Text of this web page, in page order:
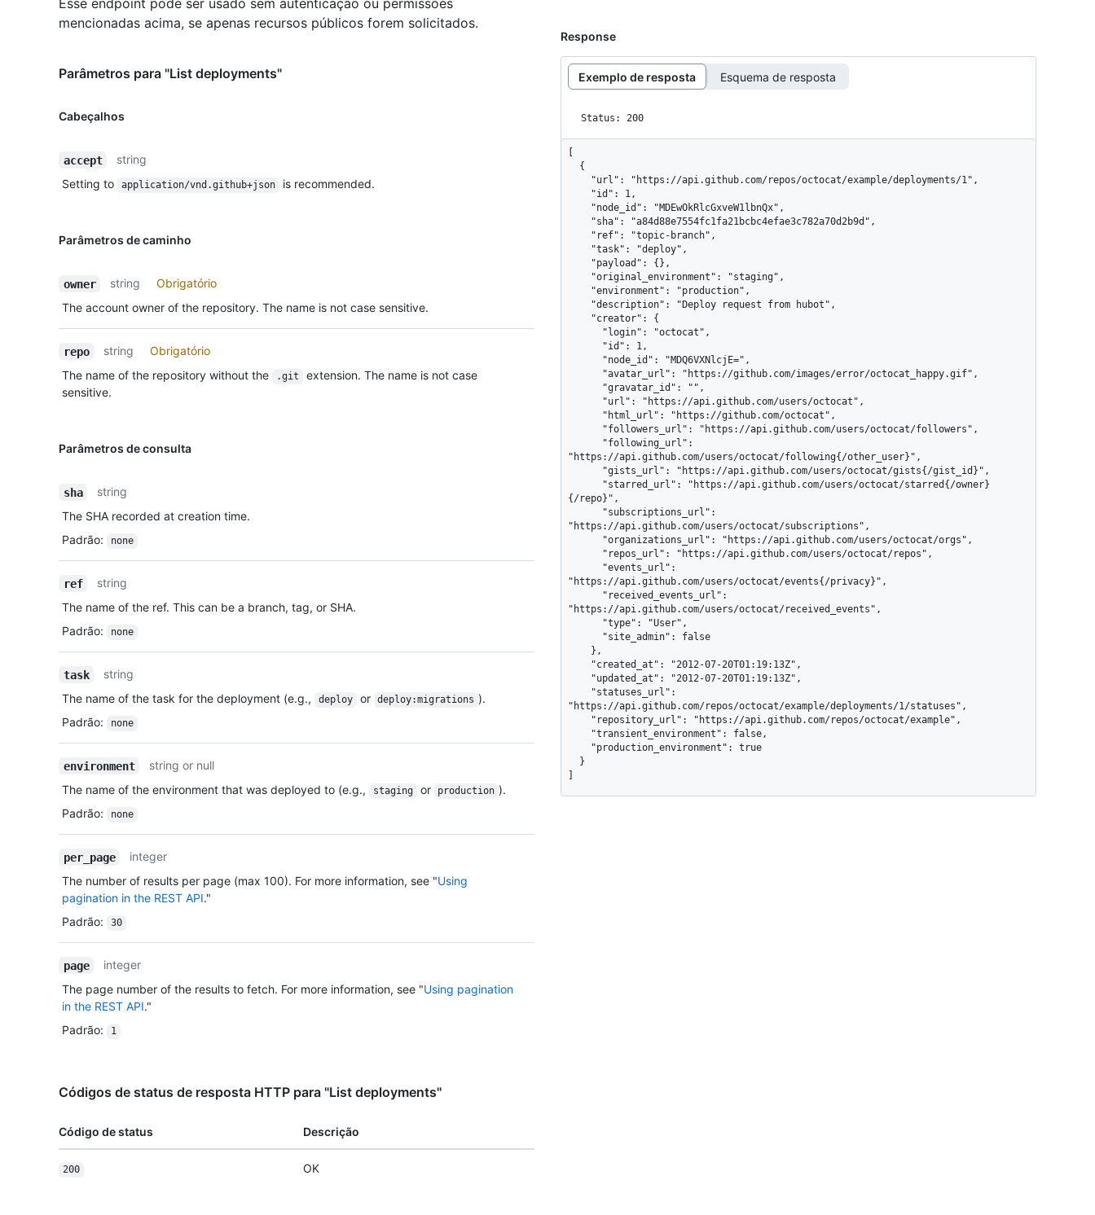
Esse endpoint pode ser usado sem autenticação ou permissões
mencionadas acima, se apenas recursos públicos forem solicitados.
Parâmetros para "List deployments"
Cabeçalhos
accept
string
Setting to
application/vnd.github+json is recommended.
Parâmetros de caminho
owner string
Obrigatório
The account owner of the repository. The name is not case sensitive.
repo string
Obrigatório
The name of the repository without the
.git
extension. The name is not case
sensitive.
Parâmetros de consulta
sha
string
The SHA recorded at creation time.
Padrão: none
ref
string
The name of the ref. This can be a branch, tag, or SHA.
Padrão: none
task
string
The name of the task for the deployment (e.g.,
deploy or deploy:migrations ).
Padrão: none
environment
string or null
The name of the environment that was deployed to (e.g.,
staging or production ).
Padrão: none
per_page
integer
The number of results per page (max 100). For more information, see "Using
pagination in the REST API."
Padrão: 30
page
integer
The page number of the results to fetch. For more information, see "Using pagination
in the REST API."
Padrão: 1
Códigos de status de resposta HTTP para "List deployments"
Código de status Descrição
200 OK
Response
Exemplo de resposta Esquema de resposta
Status: 200
"https://api.github.com/users/octocat/following{/other_user}",
{/repo}",
"https://api.github.com/users/octocat/subscriptions",
"https://api.github.com/users/octocat/events{/privacy}",
"https://api.github.com/users/octocat/received_events",
"https://api.github.com/repos/octocat/example/deployments/1/statuses",